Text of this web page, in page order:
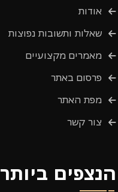
אודות
שאלות ותשובות נפוצות
מאמרים מקצועיים
פרסום באתר
מפת האתר
צור קשר
הנצפים ביותר